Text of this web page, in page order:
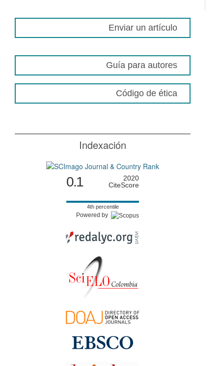
Enviar un artículo
Guía para autores
Código de ética
Indexación
0.1
2020
CiteScore
4th percentile
Powered by